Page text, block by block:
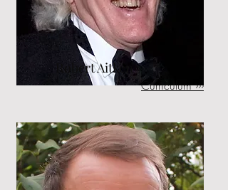
Robert Aitken
Curriculum ›››